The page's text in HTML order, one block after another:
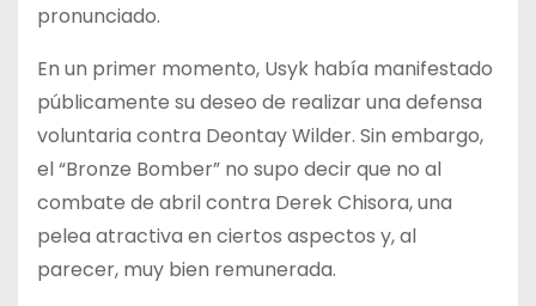
pronunciado.
En un primer momento, Usyk había manifestado
públicamente su deseo de realizar una defensa
voluntaria contra Deontay Wilder. Sin embargo,
el “Bronze Bomber” no supo decir que no al
combate de abril contra Derek Chisora, una
pelea atractiva en ciertos aspectos y, al
parecer, muy bien remunerada.